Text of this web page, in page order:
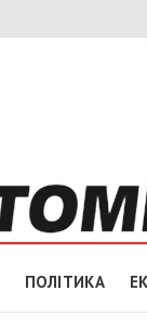
ПОЛІТИКА